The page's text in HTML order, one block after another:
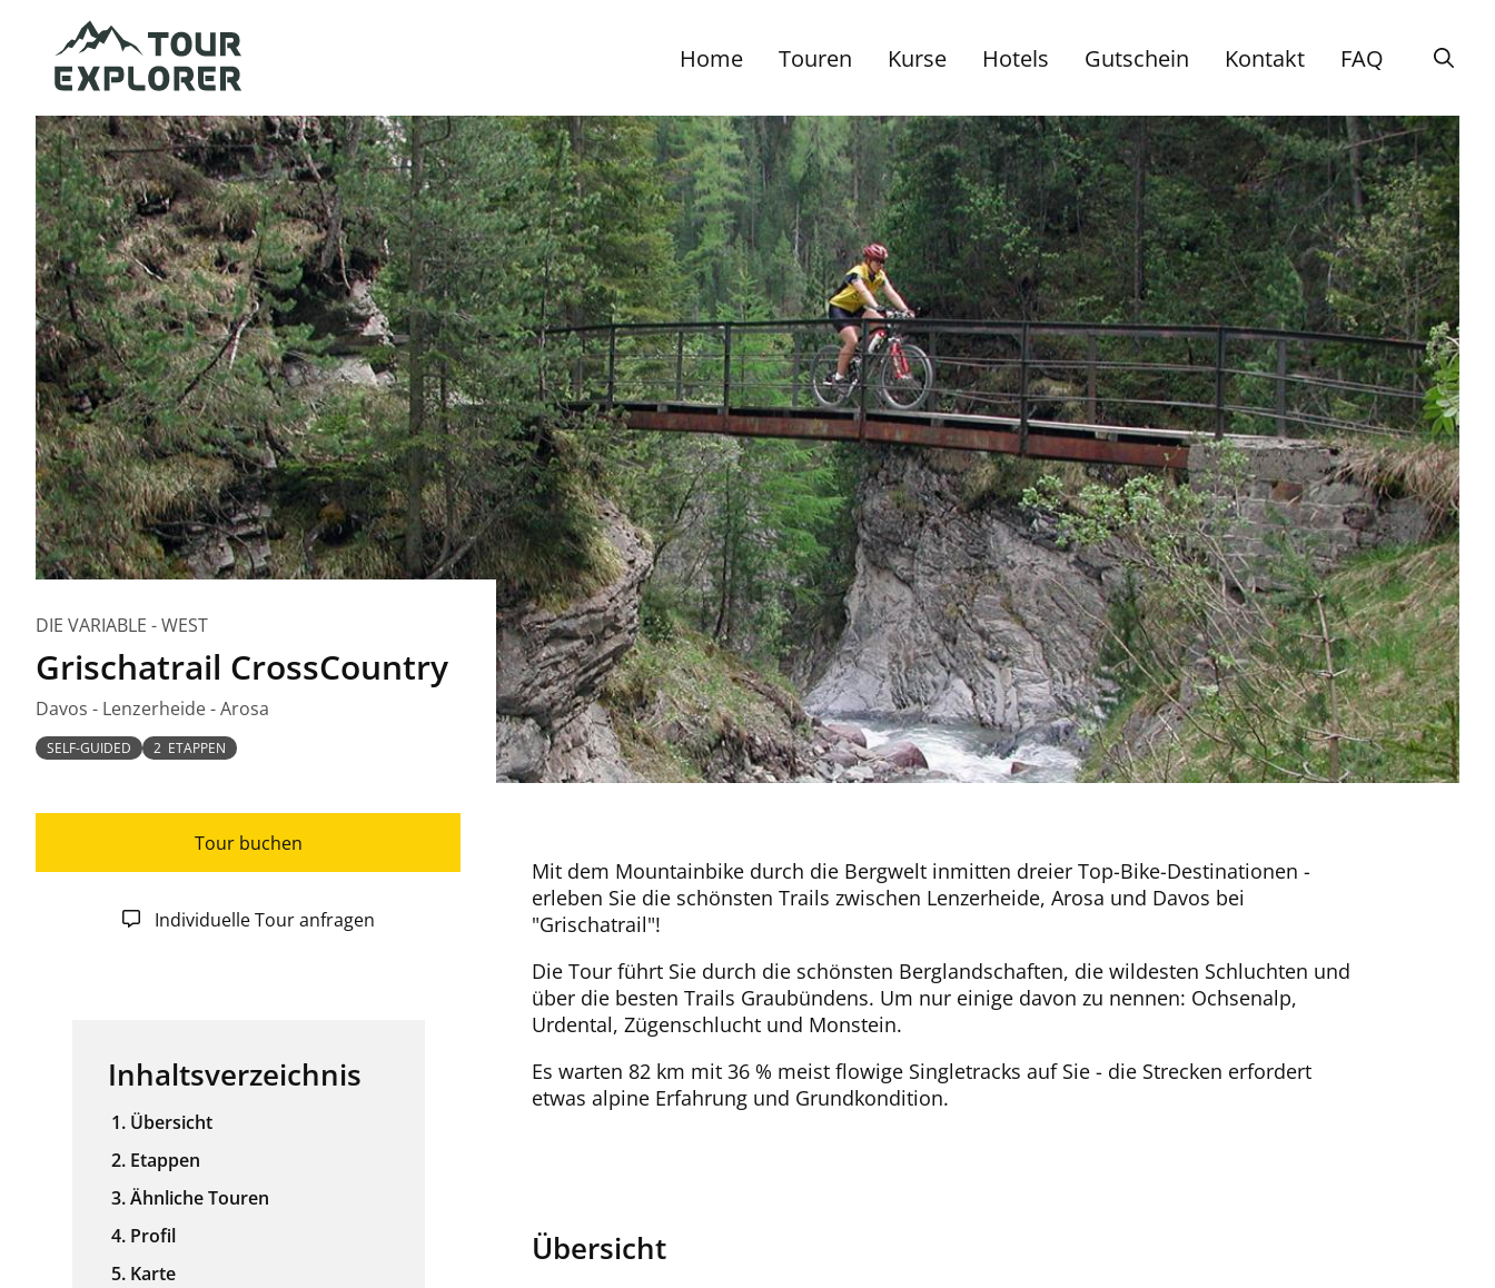
Hauptnavigation
Home Touren Kurse Hotels Gutschein Kontakt FAQ
DIE VARIABLE - WEST
Grischatrail CrossCountry
Davos - Lenzerheide - Arosa
SELF-GUIDED 2 ETAPPEN
Tour buchen
Individuelle Tour anfragen
Inhaltsverzeichnis
Übersicht
Etappen
Ähnliche Touren
Profil
Karte
Mit dem Mountainbike durch die Bergwelt inmitten dreier Top-Bike-Destinationen -
erleben Sie die schönsten Trails zwischen Lenzerheide, Arosa und Davos bei
"Grischatrail"!
Die Tour führt Sie durch die schönsten Berglandschaften, die wildesten Schluchten und
über die besten Trails Graubündens. Um nur einige davon zu nennen: Ochsenalp,
Urdental, Zügenschlucht und Monstein.
Es warten 82 km mit 36 % meist flowige Singletracks auf Sie - die Strecken erfordert
etwas alpine Erfahrung und Grundkondition.
Übersicht